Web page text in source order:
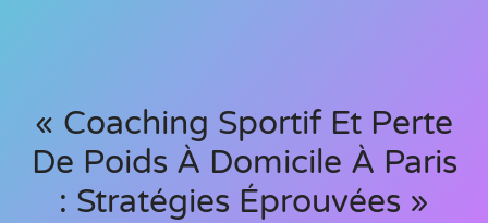
« Coaching Sportif Et Perte
De Poids À Domicile À Paris
: Stratégies Éprouvées »